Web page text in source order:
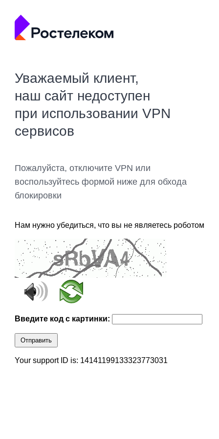
Уважаемый клиент,
наш сайт недоступен
при использовании VPN
сервисов
Пожалуйста, отключите VPN или
воспользуйтесь формой ниже для обхода
блокировки
Нам нужно убедиться, что вы не являетесь роботом
Введите код с картинки:
Отправить
Your support ID is: 14141199133323773031